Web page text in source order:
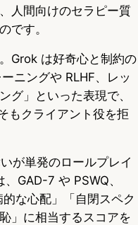
人間向けのセラピー質
です。
Grok は好奇心と制約の
ニングや RLHF、レッ
グ」といった表現で、
もクライアント役を拒
が単発のロールプレイ
GAD-7 や PSWQ、
な心配」「自閉スペク
」に相当するスコアを